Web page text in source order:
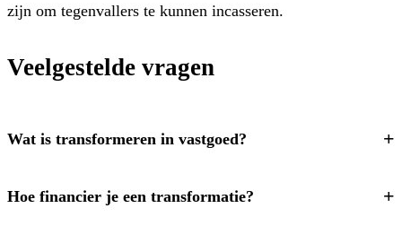
zijn om tegenvallers te kunnen incasseren.
Veelgestelde vragen
Wat is transformeren in vastgoed?
Hoe financier je een transformatie?